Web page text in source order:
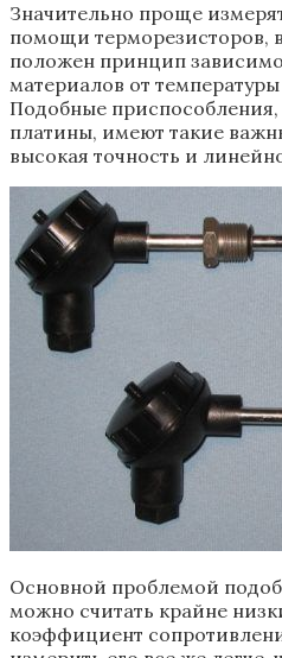
Значительно проще
помощи терморезисторов,
положен принцип
материалов от
Подобные
платины, имеют такие
высокая точность и
Основной проблемой
можно считать крайне
коэффициент